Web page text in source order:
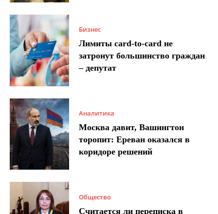
Бизнес
Лимиты card-to-card не
затронут большинство граждан
– депутат
Аналитика
Москва давит, Вашингтон
торопит: Ереван оказался в
коридоре решений
Общество
Считается ли переписка в